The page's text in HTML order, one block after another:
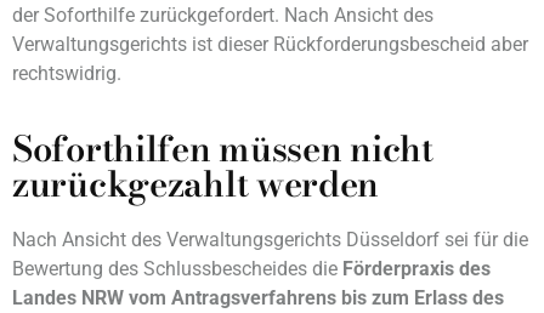
der Soforthilfe zurückgefordert. Nach Ansicht des
Verwaltungsgerichts ist dieser Rückforderungsbescheid aber
rechtswidrig.
Soforthilfen müssen nicht
zurückgezahlt werden
Nach Ansicht des Verwaltungsgerichts Düsseldorf sei für die
Bewertung des Schlussbescheides die Förderpraxis des
Landes NRW vom Antragsverfahrens bis zum Erlass des